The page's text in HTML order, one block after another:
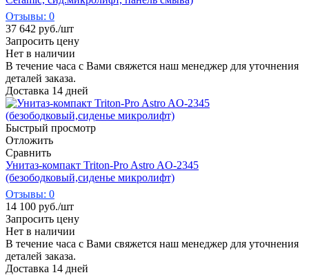
Отзывы: 0
37 642 руб./шт
Запросить цену
Нет в наличии
В течение часа с Вами свяжется наш менеджер для уточнения
деталей заказа.
Доставка 14 дней
Быстрый просмотр
Отложить
Сравнить
Унитаз-компакт Triton-Pro Astro AO-2345
(безободковый,сиденье микролифт)
Отзывы: 0
14 100 руб./шт
Запросить цену
Нет в наличии
В течение часа с Вами свяжется наш менеджер для уточнения
деталей заказа.
Доставка 14 дней